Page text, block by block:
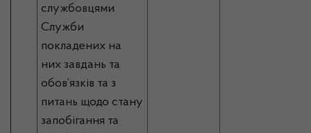
службовцями
Служби
покладених на
них завдань та
обов’язків та з
питань щодо стану
запобігання та